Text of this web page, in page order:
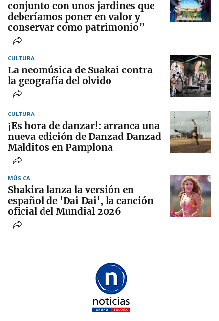
conjunto con unos jardines que
deberíamos poner en valor y
conservar como patrimonio”
CULTURA
La neomúsica de Suakai contra
la geografía del olvido
CULTURA
¡Es hora de danzar!: arranca una
nueva edición de Danzad Danzad
Malditos en Pamplona
MÚSICA
Shakira lanza la versión en
español de 'Dai Dai', la canción
oficial del Mundial 2026